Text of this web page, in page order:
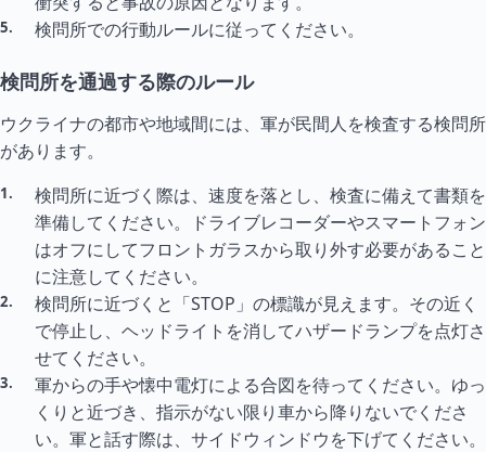
検問所での行動ルールに従ってください。
検問所を通過する際のルール
ウクライナの都市や地域間には、軍が民間人を検査する検問所
があります。
検問所に近づく際は、速度を落とし、検査に備えて書類を
準備してください。ドライブレコーダーやスマートフォン
はオフにしてフロントガラスから取り外す必要があること
に注意してください。
検問所に近づくと「STOP」の標識が見えます。その近く
で停止し、ヘッドライトを消してハザードランプを点灯さ
せてください。
軍からの手や懐中電灯による合図を待ってください。ゆっ
くりと近づき、指示がない限り車から降りないでくださ
い。軍と話す際は、サイドウィンドウを下げてください。